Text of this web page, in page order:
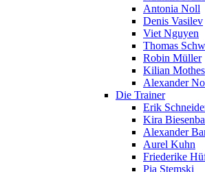
Antonia Noll
Denis Vasilev
Viet Nguyen
Thomas
Robin Müller
Kilian Mothes
Alexander
Die Trainer
Erik
Kira
Alexander
Aurel Kuhn
Friederike
Pia Stemski